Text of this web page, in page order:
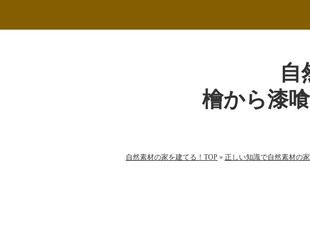
自
檜から漆
自然素材の家を建てる！TOP » 正しい知識で自然素材の